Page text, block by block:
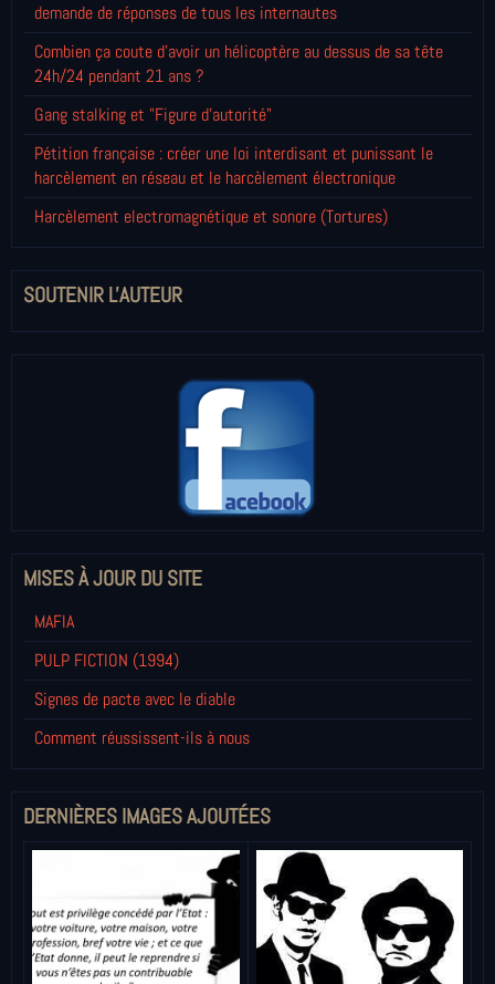
demande de réponses de tous les internautes
Combien ça coute d'avoir un hélicoptère au dessus de sa tête
24h/24 pendant 21 ans ?
Gang stalking et "Figure d'autorité"
Pétition française : créer une loi interdisant et punissant le
harcèlement en réseau et le harcèlement électronique
Harcèlement electromagnétique et sonore (Tortures)
SOUTENIR L'AUTEUR
MISES À JOUR DU SITE
MAFIA
PULP FICTION (1994)
Signes de pacte avec le diable
Comment réussissent-ils à nous
DERNIÈRES IMAGES AJOUTÉES